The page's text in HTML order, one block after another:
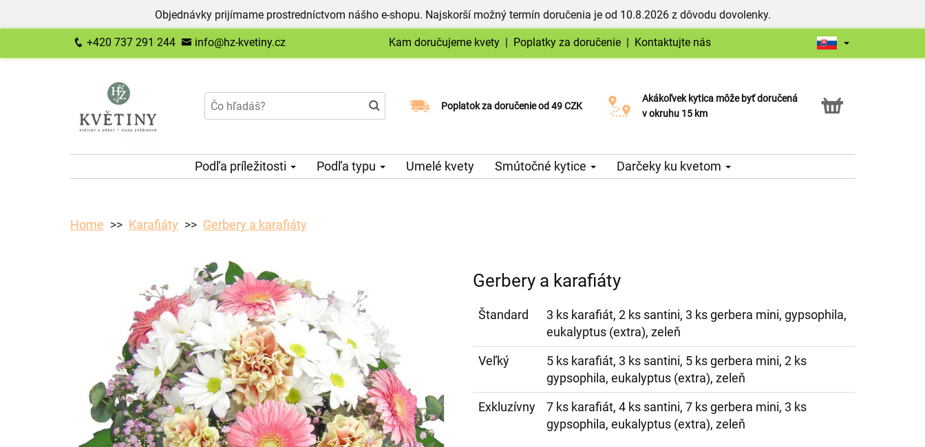
Objednávky prijímame prostredníctvom nášho e-shopu. Najskorší možný termín doručenia je od 10.8.2026 z dôvodu dovolenky.
+420 737 291 244 info@hz-kvetiny.cz Kam doručujeme kvety | Poplatky za doručenie | Kontaktujte nás
Poplatok za doručenie od 49 CZK
Vyberte si dátum doručenia
Akákoľvek kytica môže byť doručená
v okruhu 15 km
Služba Click & Collect
Podľa príležitosti Podľa typu Umelé kvety Smútočné kytice Darčeky ku kvetom
Home Karafiáty Gerbery a karafiáty
Gerbery a karafiáty
Štandard
3 ks karafiát, 2 ks santini, 3 ks gerbera mini, gypsophila,
eukalyptus (extra), zeleň
Veľký
5 ks karafiát, 3 ks santini, 5 ks gerbera mini, 2 ks
gypsophila, eukalyptus (extra), zeleň
Exkluzívny
7 ks karafiát, 4 ks santini, 7 ks gerbera mini, 3 ks
gypsophila, eukalyptus (extra), zeleň